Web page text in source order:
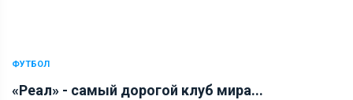
ФУТБОЛ
«Реал» - самый дорогой клуб мира...